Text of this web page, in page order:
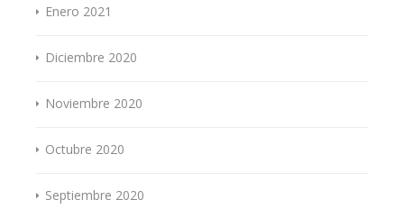
Enero 2021
Diciembre 2020
Noviembre 2020
Octubre 2020
Septiembre 2020